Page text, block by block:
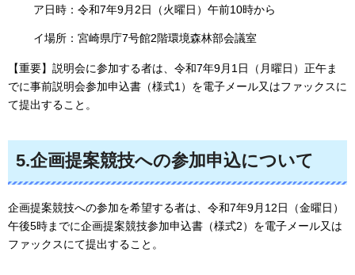
ア日時：令和7年9月2日（火曜日）午前10時から
イ場所：宮崎県庁7号館2階環境森林部会議室
【重要】説明会に参加する者は、令和7年9月1日（月曜日）正午ま
でに事前説明会参加申込書（様式1）を電子メール又はファックスに
て提出すること。
5.企画提案競技への参加申込について
企画提案競技への参加を希望する者は、令和7年9月12日（金曜日）
午後5時までに企画提案競技参加申込書（様式2）を電子メール又は
ファックスにて提出すること。